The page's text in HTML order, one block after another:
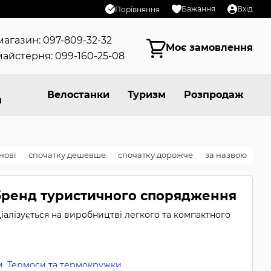
Порівняння Бажання Вхід
097-809-32-32
099-160-25-08
Моє замовлення
Велостанки Туризм Розпродаж
спочатку дешевше спочатку дорожче за назвою
туристичного спорядження
на виробництві легкого та компактного
Термоси та термокружки